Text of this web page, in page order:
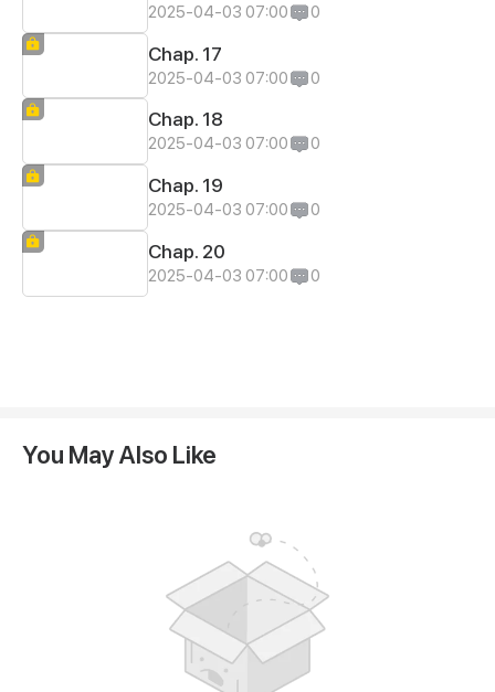
2025-04-03 07:00 0
Chap. 17
2025-04-03 07:00 0
Chap. 18
2025-04-03 07:00 0
Chap. 19
2025-04-03 07:00 0
Chap. 20
2025-04-03 07:00 0
You May Also Like